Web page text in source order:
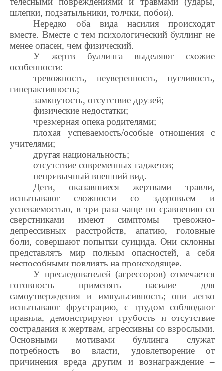
шлепки, подзатыльники, толчки, побои).
Нередко оба вида насилия происходят
вместе. Вместе с тем психологический буллинг не
менее опасен, чем физический.
У жертв буллинга выделяют схожие
особенности:
тревожность, неуверенность, пугливость,
гиперактивность;
замкнутость, отсутствие друзей;
физические недостатки;
чрезмерная опека родителями;
плохая успеваемость/особые отношения с
учителями;
другая национальность;
отсутствие современных гаджетов;
непривычный внешний вид.
Дети, оказавшиеся жертвами травли,
испытывают сложности со здоровьем и
успеваемостью, в три раза чаще по сравнению со
сверстниками имеют симптомы тревожно-
депрессивных расстройств, апатию, головные
боли, совершают попытки суицида. Они склонны
представлять мир полным опасностей, а себя
неспособными повлиять на происходящее.
У преследователей (агрессоров) отмечается
готовность применять насилие для
самоутверждения и импульсивность; они легко
испытывают фрустрацию, с трудом соблюдают
правила, демонстрируют грубость и отсутствие
сострадания к жертвам, агрессивны со взрослыми.
Основными мотивами буллинга служат
потребность во власти, удовлетворение от
причинения вреда другим и вознаграждение –